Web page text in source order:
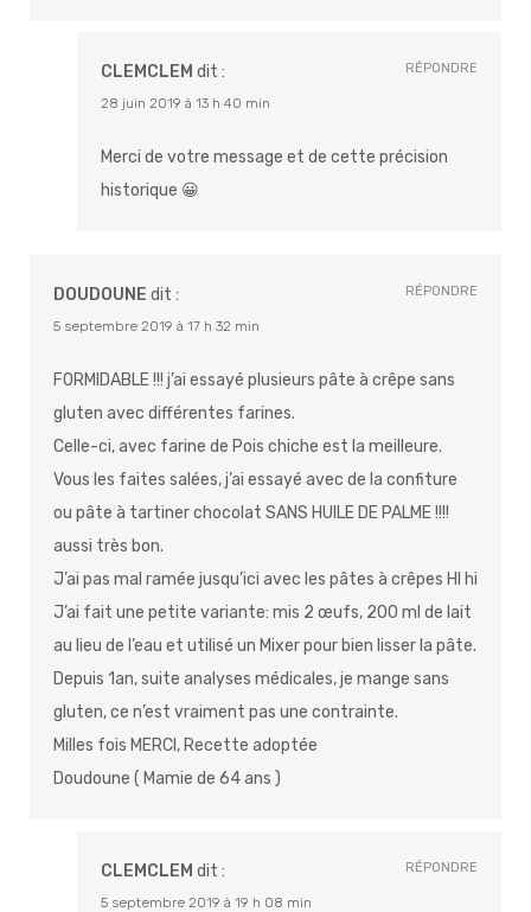
CLEMCLEM dit :
28 juin 2019 à 13 h 40 min
Merci de votre message et de cette précision
historique 😀
RÉPONDRE
DOUDOUNE dit :
5 septembre 2019 à 17 h 32 min
FORMIDABLE !!! j’ai essayé plusieurs pâte à crêpe sans
gluten avec différentes farines.
Celle-ci, avec farine de Pois chiche est la meilleure.
Vous les faites salées, j’ai essayé avec de la confiture
ou pâte à tartiner chocolat SANS HUILE DE PALME !!!!
aussi très bon.
J’ai pas mal ramée jusqu’ici avec les pâtes à crêpes HI hi
J’ai fait une petite variante: mis 2 œufs, 200 ml de lait
au lieu de l’eau et utilisé un Mixer pour bien lisser la pâte.
Depuis 1an, suite analyses médicales, je mange sans
gluten, ce n’est vraiment pas une contrainte.
Milles fois MERCI, Recette adoptée
Doudoune ( Mamie de 64 ans )
RÉPONDRE
CLEMCLEM dit :
5 septembre 2019 à 19 h 08 min
RÉPONDRE